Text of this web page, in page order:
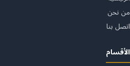
من نحن
اتصل بنا
الأقسام